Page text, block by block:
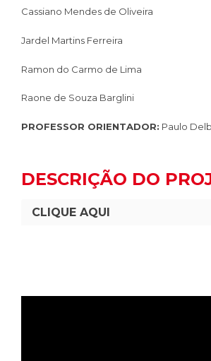
Cassiano Mendes de Oliveira
Jardel Martins Ferreira
Ramon do Carmo de Lima
Raone de Souza Barglini
PROFESSOR ORIENTADOR: Paulo
DESCRIÇÃO DO
CLIQUE AQUI